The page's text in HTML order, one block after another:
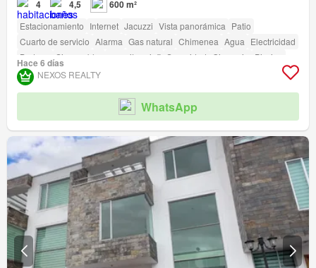
4 4,5 600 m²
Estacionamiento Internet Jacuzzi Vista panorámica Patio
Cuarto de servicio Alarma Gas natural Chimenea Agua Electricidad
Bodega
Sin amoblar amenity_wi_fi Seguridad Gimnasio
Piscina
Área para niños Sauna
Garita de guardianía
Hace 6 días
NEXOS REALTY
WhatsApp